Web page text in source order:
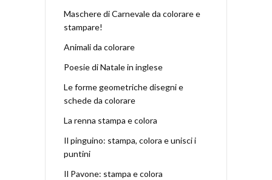
Maschere di Carnevale da colorare e
stampare!
Animali da colorare
Poesie di Natale in inglese
Le forme geometriche disegni e
schede da colorare
La renna stampa e colora
Il pinguino: stampa, colora e unisci i
puntini
Il Pavone: stampa e colora